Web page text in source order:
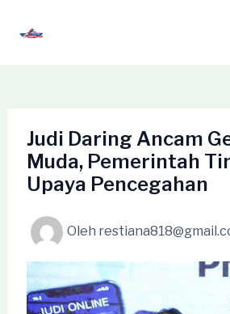
Judi Daring Ancam
Muda, Pemerintah
Upaya Pencegahan
Oleh